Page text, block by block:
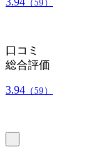
（59）
口コミ
総合評価
3.94 （59）